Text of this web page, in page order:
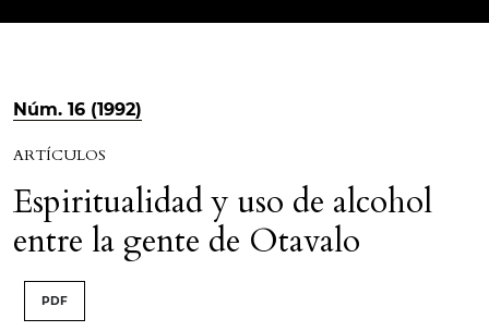
Núm. 16 (1992)
ARTÍCULOS
Espiritualidad y uso de alcohol
entre la gente de Otavalo
PDF